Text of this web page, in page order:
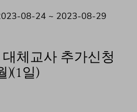
08-24 ~ 2023-08-29
체교사 추가신청
)(1일)